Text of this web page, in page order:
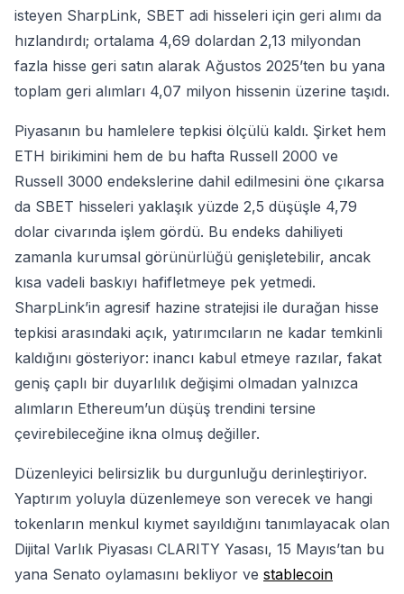
isteyen SharpLink, SBET adi hisseleri için geri alımı da
hızlandırdı; ortalama 4,69 dolardan 2,13 milyondan
fazla hisse geri satın alarak Ağustos 2025’ten bu yana
toplam geri alımları 4,07 milyon hissenin üzerine taşıdı.
Piyasanın bu hamlelere tepkisi ölçülü kaldı. Şirket hem
ETH birikimini hem de bu hafta Russell 2000 ve
Russell 3000 endekslerine dahil edilmesini öne çıkarsa
da SBET hisseleri yaklaşık yüzde 2,5 düşüşle 4,79
dolar civarında işlem gördü. Bu endeks dahiliyeti
zamanla kurumsal görünürlüğü genişletebilir, ancak
kısa vadeli baskıyı hafifletmeye pek yetmedi.
SharpLink’in agresif hazine stratejisi ile durağan hisse
tepkisi arasındaki açık, yatırımcıların ne kadar temkinli
kaldığını gösteriyor: inancı kabul etmeye razılar, fakat
geniş çaplı bir duyarlılık değişimi olmadan yalnızca
alımların Ethereum’un düşüş trendini tersine
çevirebileceğine ikna olmuş değiller.
Düzenleyici belirsizlik bu durgunluğu derinleştiriyor.
Yaptırım yoluyla düzenlemeye son verecek ve hangi
tokenların menkul kıymet sayıldığını tanımlayacak olan
Dijital Varlık Piyasası CLARITY Yasası, 15 Mayıs’tan bu
yana Senato oylamasını bekliyor ve stablecoin